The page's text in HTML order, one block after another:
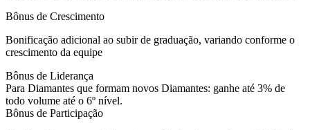
Bônus de Crescimento
Bonificação adicional ao subir de graduação, variando conforme o
crescimento da equipe
Bônus de Liderança
Para Diamantes que formam novos Diamantes: ganhe até 3% de
todo volume até o 6º nível.
Bônus de Participação